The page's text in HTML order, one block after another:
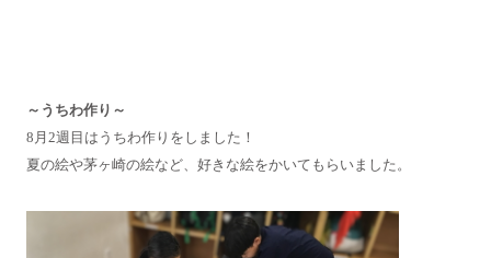
～うちわ作り～
8月2週目はうちわ作りをしました！
夏の絵や茅ヶ崎の絵など、好きな絵をかいてもらいました。